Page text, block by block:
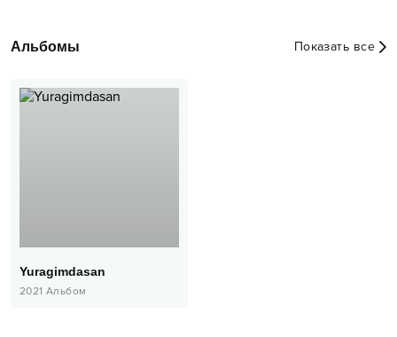
Альбомы Показать все
Yuragimdasan
2021 Альбом